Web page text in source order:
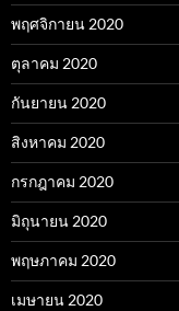
พฤศจิกายน 2020
ตุลาคม 2020
กันยายน 2020
สิงหาคม 2020
กรกฎาคม 2020
มิถุนายน 2020
พฤษภาคม 2020
เมษายน 2020